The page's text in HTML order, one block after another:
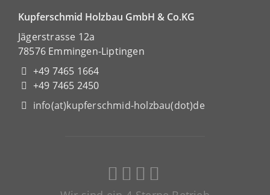
Kupferschmid Holzbau GmbH & Co.KG
Jägerstrasse 12a
78576 Emmingen-Liptingen
+49 7465 1664
+49 7465 2450
info(at)kupferschmid-holzbau(dot)de